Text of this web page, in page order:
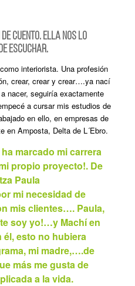
de cuento. Ella nos lo
escuchar.
interiorista. Una profesión
crear, crear y crear….ya nací
nacer, seguiría exactamente
a cursar mis estudios de
en ello, en empresas de
en Amposta, Delta de L´Ebro.
marcado mi carrera
propio proyecto!. De
Paula
mi necesidad de
mis clientes…. Paula,
soy yo!…y Machí en
él, esto no hubiera
mi madre,….de
más me gusta de
a la vida.